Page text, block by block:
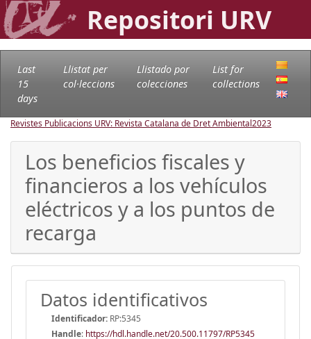
Repositori URV
Last
15
days
Llistat per
col·leccions
Llistado por
colecciones
List for
collections
Revistes Publicacions URV: Revista Catalana de Dret Ambiental2023
Los beneficios fiscales y
financieros a los vehículos
eléctricos y a los puntos de
recarga
Datos identificativos
Identificador: RP:5345
Handle: https://hdl.handle.net/20.500.11797/RP5345